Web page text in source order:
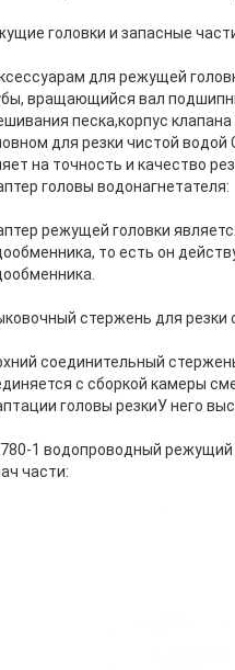
головки и запасные
для режущей
вращающийся вал
песка,корпус
для резки чистой водой
на точность и качество
головы водонагнетателя:
режущей головки
то есть он
стержень для резки
соединительный
с сборкой камеры
головы резкиУ него
1 водопроводный режущий
части: